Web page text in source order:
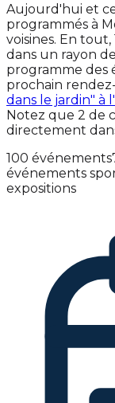
Aujourd'hui et
programmés à
voisines. En
dans un rayon
programme des
prochain
dans le jardin" à
Notez que 2 de
directement
100 événements
événements
expositions